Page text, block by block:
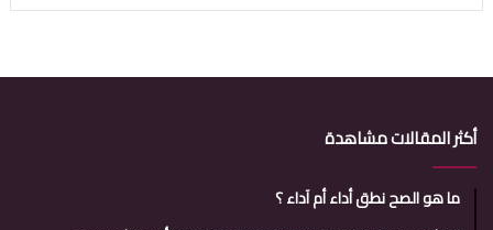
أكثر المقالات مشاهدة
ما هو الصح نطق أداء أم آداء ؟